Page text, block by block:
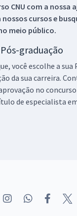
CNU com a nossa
cursos e
meio público.
graduação
você escolhe a sua
da sua carreira.
no
de especialista